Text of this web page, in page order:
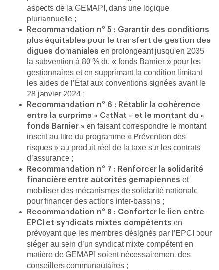
aspects de la GEMAPI, dans une logique
pluriannuelle ;
Recommandation n° 5 : Garantir des conditions
plus équitables pour le transfert de gestion des
digues domaniales en prolongeant jusqu’en 2035
la subvention à 80 % du « fonds Barnier » pour les
gestionnaires et en supprimant la condition limitant
les aides de l’État aux conventions signées avant le
28 janvier 2024 ;
Recommandation n° 6 : Rétablir la cohérence
entre la surprime « CatNat » et le montant du «
fonds Barnier » en faisant correspondre le montant
inscrit au titre du programme « Prévention des
risques » au produit réel de la taxe sur les contrats
d’assurance ;
Recommandation n° 7 : Renforcer la solidarité
financière entre autorités gemapiennes et
mobiliser des mécanismes de solidarité nationale
pour financer des actions inter-bassins ;
Recommandation n° 8 : Conforter le lien entre
EPCI et syndicats mixtes compétents en
prévoyant que les membres désignés par l’EPCI pour
siéger au sein d’un syndicat mixte compétent en
matière de GEMAPI soient nécessairement des
conseillers communautaires ;